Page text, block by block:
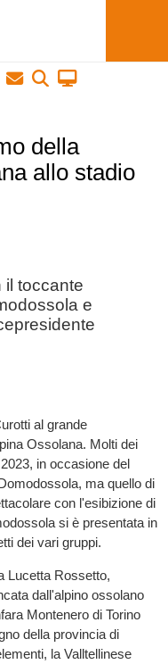
della
allo stadio
il toccante
e
al grande
Ossolana. Molti dei
in occasione del
ma quello di
con l'esibizione di
si è presentata in
dei vari gruppi.
Lucetta Rossetto,
dall'alpino ossolano
Montenero di Torino
della provincia di
la Valltellinese